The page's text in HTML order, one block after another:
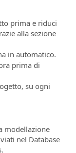
prima e riduci
alla sezione
in automatico.
prima di
su ogni
modellazione
nel Database